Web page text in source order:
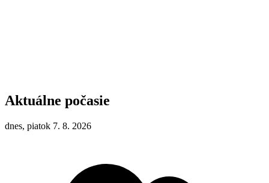
Aktuálne počasie
dnes, piatok 7. 8. 2026